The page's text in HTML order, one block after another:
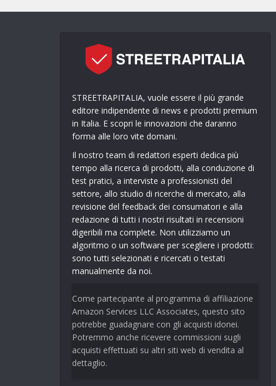
STREETRAPITALIA, vuole essere il più grande
editore indipendente di news e prodotti premium
in Italia. E scopri le innovazioni che daranno
forma alle loro vite domani.
Il nostro team di redattori esperti dedica più
tempo alla ricerca di prodotti, alla conduzione di
test pratici, a interviste a professionisti del
settore, allo studio di ricerche di mercato, alla
revisione del feedback dei consumatori e alla
redazione di tutti i nostri risultati in recensioni
digeribili ma complete. Non utilizziamo un
algoritmo o un software per scegliere i prodotti:
sono tutti selezionati e ricercati o testati
manualmente da noi.
Come partecipante al programma di affiliazione
Amazon Services LLC Associates, questo sito
potrebbe guadagnare con gli acquisti idonei.
Potremmo anche ricevere commissioni sugli
acquisti effettuati su altri siti web di vendita al
dettaglio.